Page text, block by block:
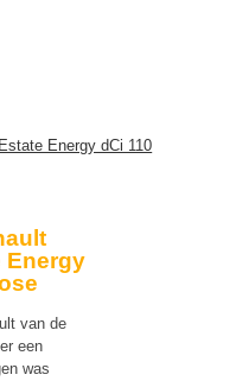
Energy
van de
een
was